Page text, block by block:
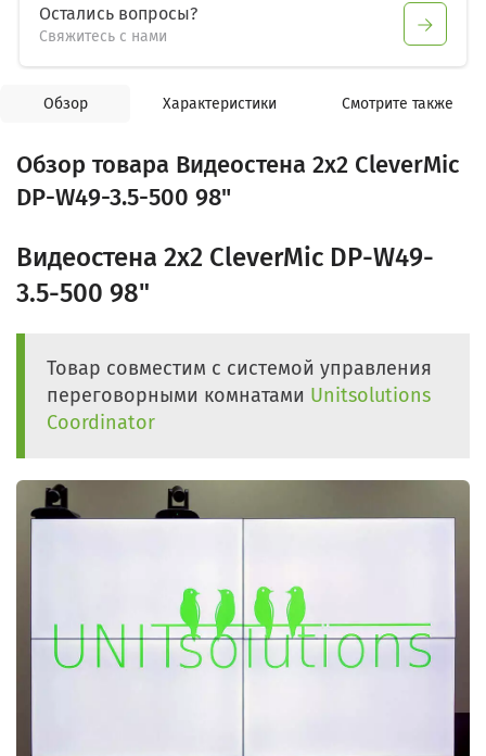
Остались вопросы?
Свяжитесь с нами
Обзор Характеристики Смотрите также
Обзор товара Видеостена 2x2 CleverMic
DP-W49-3.5-500 98"
Видеостена 2x2 CleverMic DP-W49-
3.5-500 98"
Товар совместим с системой управления
переговорными комнатами Unitsolutions
Coordinator